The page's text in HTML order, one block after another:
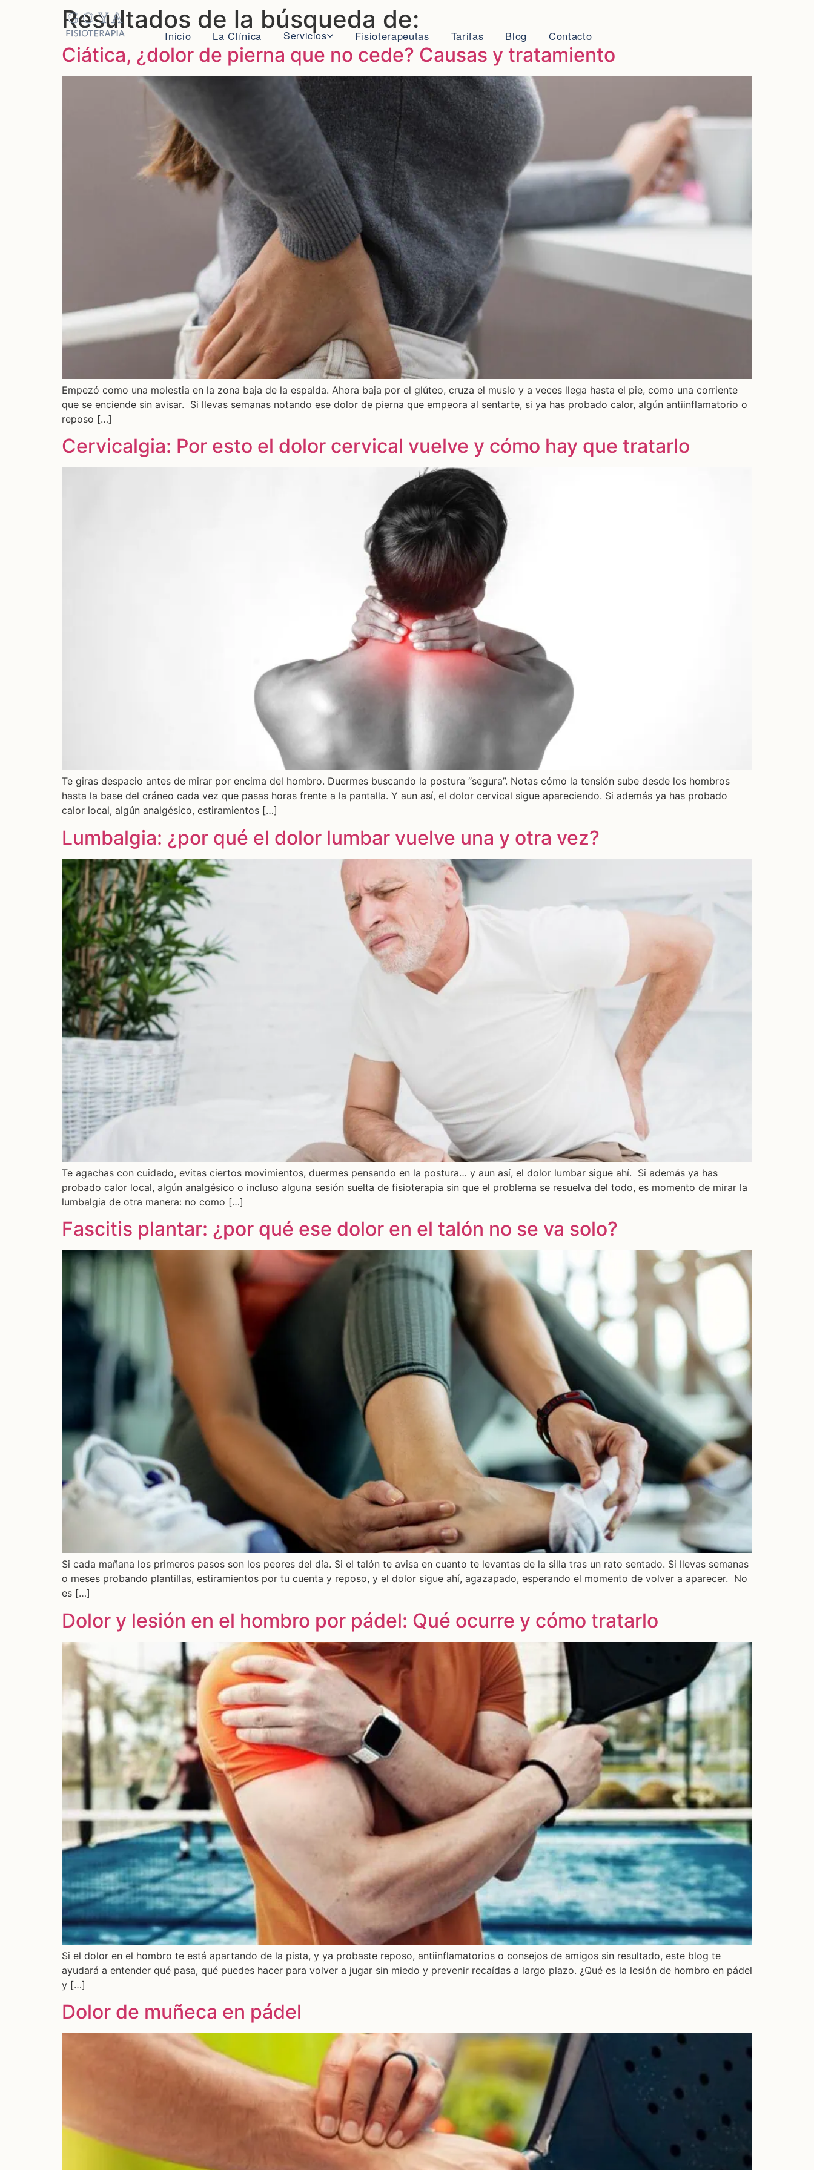
Inicio La Clínica Servicios Fisioterapeutas Tarifas Blog Contacto
Resultados de la búsqueda de:
Ciática, ¿dolor de pierna que no cede? Causas y tratamiento
Empezó como una molestia en la zona baja de la espalda. Ahora baja por el glúteo, cruza el muslo y a veces llega hasta el pie, como una corriente
que se enciende sin avisar. Si llevas semanas notando ese dolor de pierna que empeora al sentarte, si ya has probado calor, algún antiinflamatorio o
reposo […]
Cervicalgia: Por esto el dolor cervical vuelve y cómo hay que tratarlo
Te giras despacio antes de mirar por encima del hombro. Duermes buscando la postura “segura”. Notas cómo la tensión sube desde los hombros
hasta la base del cráneo cada vez que pasas horas frente a la pantalla. Y aun así, el dolor cervical sigue apareciendo. Si además ya has probado
calor local, algún analgésico, estiramientos […]
Lumbalgia: ¿por qué el dolor lumbar vuelve una y otra vez?
Te agachas con cuidado, evitas ciertos movimientos, duermes pensando en la postura… y aun así, el dolor lumbar sigue ahí. Si además ya has
probado calor local, algún analgésico o incluso alguna sesión suelta de fisioterapia sin que el problema se resuelva del todo, es momento de mirar la
lumbalgia de otra manera: no como […]
Fascitis plantar: ¿por qué ese dolor en el talón no se va solo?
Si cada mañana los primeros pasos son los peores del día. Si el talón te avisa en cuanto te levantas de la silla tras un rato sentado. Si llevas semanas
o meses probando plantillas, estiramientos por tu cuenta y reposo, y el dolor sigue ahí, agazapado, esperando el momento de volver a aparecer. No
es […]
Dolor y lesión en el hombro por pádel: Qué ocurre y cómo tratarlo
Si el dolor en el hombro te está apartando de la pista, y ya probaste reposo, antiinflamatorios o consejos de amigos sin resultado, este blog te
ayudará a entender qué pasa, qué puedes hacer para volver a jugar sin miedo y prevenir recaídas a largo plazo. ¿Qué es la lesión de hombro en pádel
y […]
Dolor de muñeca en pádel